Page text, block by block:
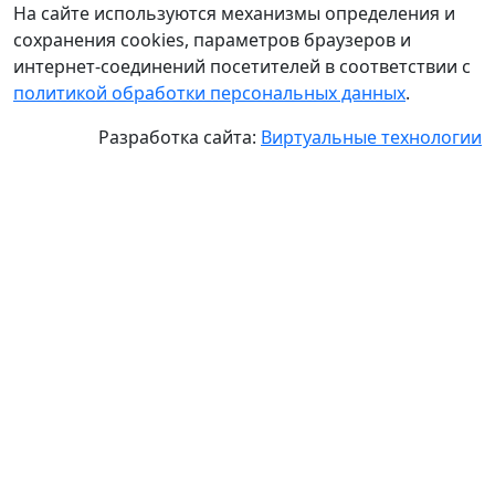
На сайте используются механизмы определения и
сохранения cookies, параметров браузеров и
интернет-соединений посетителей в соответствии с
политикой обработки персональных данных.
Разработка сайта: Виртуальные технологии